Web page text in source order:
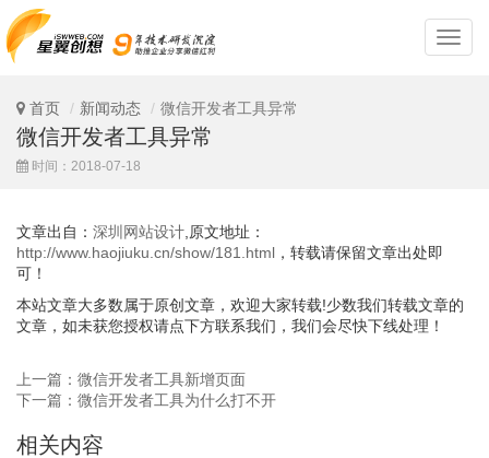
深
圳
首页 新闻动态 微信开发者工具异常
微信开发者工具异常
时间：2018-07-18
文章出自： 深圳网站设计 ,原文地址：
http://www.haojiuku.cn/show/181.html ，转载请保留文章出处即
可！
本站文章大多数属于原创文章，欢迎大家转载!少数我们转载文章的
文章，如未获您授权请点下方联系我们，我们会尽快下线处理！
上一篇：微信开发者工具新增页面
下一篇：微信开发者工具为什么打不开
相关内容